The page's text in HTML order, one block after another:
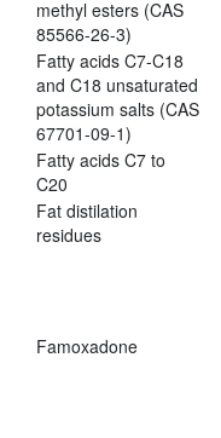
methyl esters (CAS
85566-26-3)
Fatty acids C7-C18
and C18 unsaturated
potassium salts (CAS
67701-09-1)
Fatty acids C7 to
C20
Fat distilation
residues
Famoxadone